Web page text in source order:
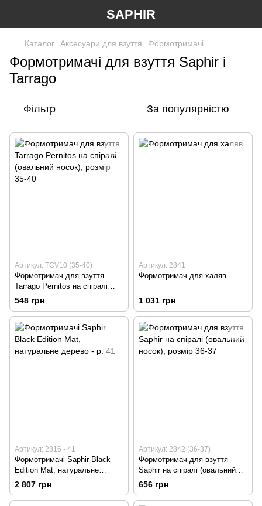
SAPHIR
Каталог Аксесуари для взуття Формотримачі
Формотримачі для взуття Saphir і
Tarrago
Фільтр За популярністю
Артикул: TCV10 (35-40)
Формотримач для взуття
Tarrago Pernitos на спіралі
(овальний носок), розмір 35-40
548 грн
Артикул: 2841
Формотримач для халяв
1 031 грн
Артикул: 2816 - 41
Формотримачі Saphir Black
Edition Mat, натуральне
дерево - р. 41
2 807 грн
Артикул: 2842 (36-37)
Формотримач для взуття
Saphir на спіралі (овальний
носок), розмір 36-37
656 грн